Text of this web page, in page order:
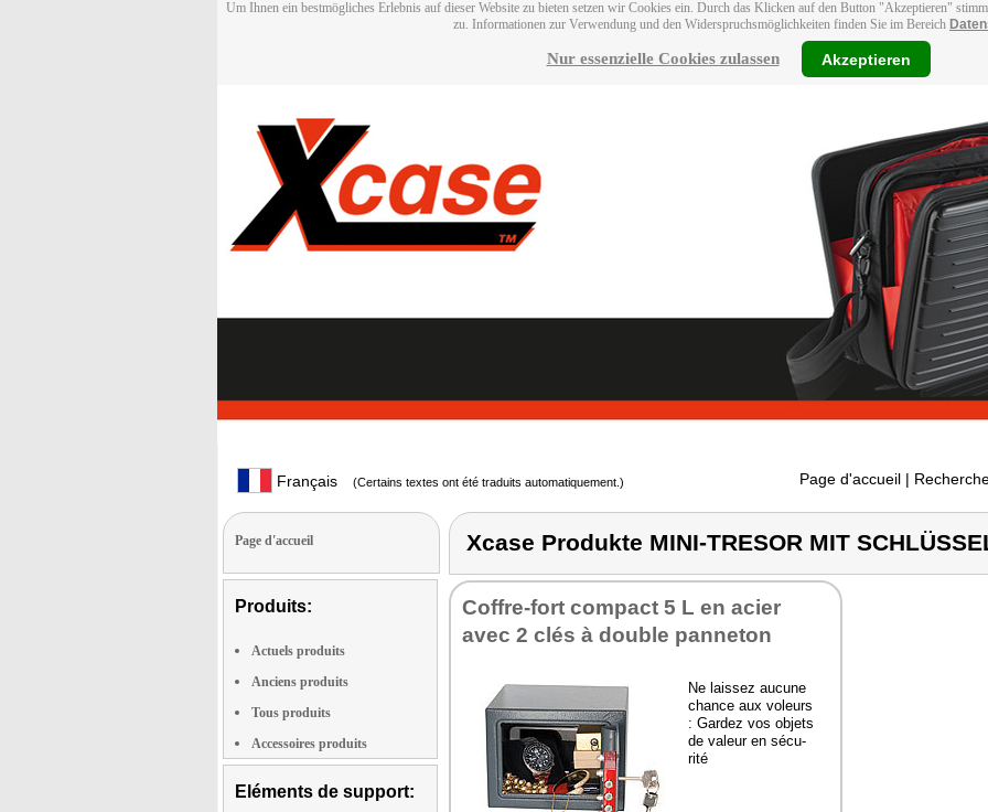
Um Ihnen ein bestmögliches Erlebnis auf dieser Website zu bieten setzen wir Cookies ein. Durch das Klicken auf den Button "Akzeptieren"
zu. Informationen zur Verwendung und den Widerspruchsmöglichkeiten finden Sie im Bereich
Nur essenzielle Cookies zulassen Akzeptieren
Français (Certains textes ont été traduits automatiquement.) Page d'accueil |
Page d'accueil
Produits:
Actuels produits
Anciens produits
Tous produits
Accessoires produits
Eléments de support:
Xcase Produkte MINI-TRESOR MIT
Coffre-fort com­pact 5 L en acier
avec 2 clés à double pan­ne­ton
Ne lais­sez aucune
chance aux voleurs
: Gar­dez vos objets
de valeur en sécu­
rité